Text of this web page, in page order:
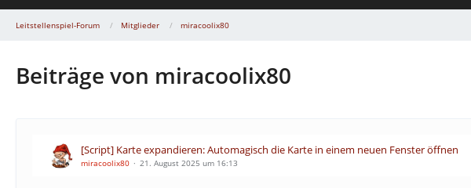
Leitstellenspiel-Forum Mitglieder miracoolix80
Beiträge von miracoolix80
[Script] Karte expandieren: Automagisch die Karte in einem neuen Fenster öffnen
miracoolix80 21. August 2025 um 16:13